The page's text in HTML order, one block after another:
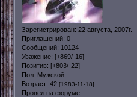
Зарегистрирован: 22 августа, 2007г.
Приглашений: 0
Сообщений: 10124
Уважение: [+869/-16]
Позитив: [+803/-22]
Пол: Мужской
Возраст: 42 [1983-11-18]
Провел на форуме: